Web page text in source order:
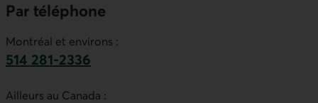
Par téléphone
Montréal et environs :
514 281-2336
Ailleurs au Canada :